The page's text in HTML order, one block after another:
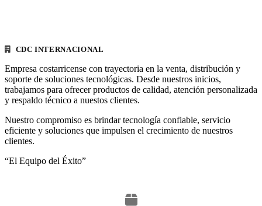
CDC INTERNACIONAL
Empresa costarricense con trayectoria en la venta, distribución y
soporte de soluciones tecnológicas. Desde nuestros inicios,
trabajamos para ofrecer productos de calidad, atención personalizada
y respaldo técnico a nuestos clientes.
Nuestro compromiso es brindar tecnología confiable, servicio
eficiente y soluciones que impulsen el crecimiento de nuestros
clientes.
“El Equipo del Éxito”